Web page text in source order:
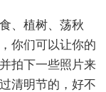
、植树、荡秋
你们可以让你的
拍下一些照片来
清明节的，好不